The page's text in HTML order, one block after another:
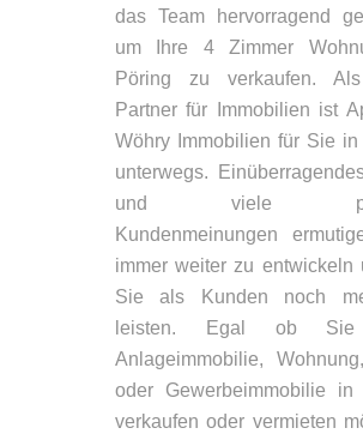
das Team hervorragend
um Ihre 4 Zimmer
Pöring zu verkaufen.
Partner für Immobilien ist
Wöhry Immobilien für Sie in
unterwegs.
und viele
Kundenmeinungen
immer weiter zu entwickeln
Sie als Kunden noch
leisten. Egal ob
Anlageimmobilie,
oder Gewerbeimmobilie in
verkaufen oder vermieten